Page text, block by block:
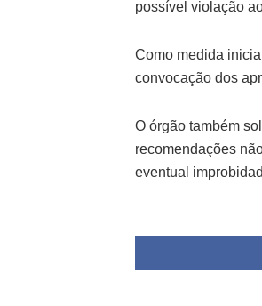
possível violação
Como medida
convocação dos
O órgão também
recomendações
eventual